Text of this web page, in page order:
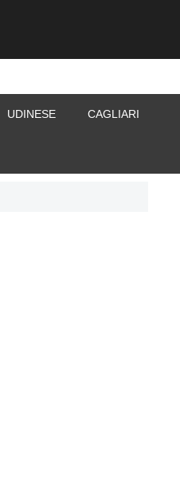
UDINESE CAGLIARI